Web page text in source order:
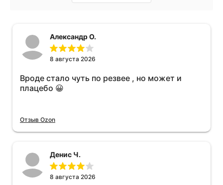
Александр О.
8 августа 2026
Вроде стало чуть по резвее , но может и
плацебо 😀
Отзыв Ozon
Денис Ч.
8 августа 2026